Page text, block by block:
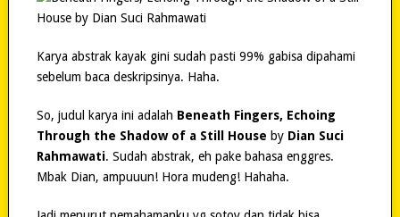
Karya abstrak kayak gini sudah pasti 99% gabisa dipahami
sebelum baca deskripsinya. Haha.
So, judul karya ini adalah Beneath Fingers, Echoing
Through the Shadow of a Still House by Dian Suci
Rahmawati. Sudah abstrak, eh pake bahasa enggres.
Mbak Dian, ampuuun! Hora mudeng! Hahaha.